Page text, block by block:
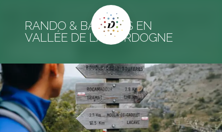
RANDO & BALADES EN
VALLÉE DE LA DORDOGNE